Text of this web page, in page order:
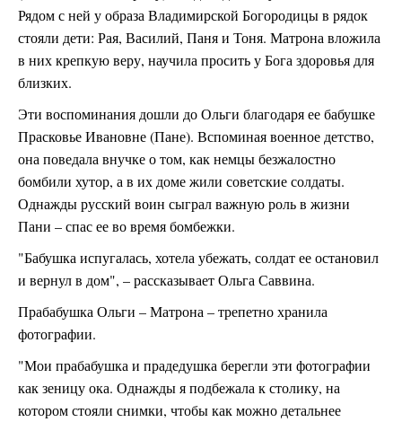
Рядом с ней у образа Владимирской Богородицы в рядок
стояли дети: Рая, Василий, Паня и Тоня. Матрона вложила
в них крепкую веру, научила просить у Бога здоровья для
близких.
Эти воспоминания дошли до Ольги благодаря ее бабушке
Прасковье Ивановне (Пане). Вспоминая военное детство,
она поведала внучке о том, как немцы безжалостно
бомбили хутор, а в их доме жили советские солдаты.
Однажды русский воин сыграл важную роль в жизни
Пани – спас ее во время бомбежки.
"Бабушка испугалась, хотела убежать, солдат ее остановил
и вернул в дом", – рассказывает Ольга Саввина.
Прабабушка Ольги – Матрона – трепетно хранила
фотографии.
"Мои прабабушка и прадедушка берегли эти фотографии
как зеницу ока. Однажды я подбежала к столику, на
котором стояли снимки, чтобы как можно детальнее